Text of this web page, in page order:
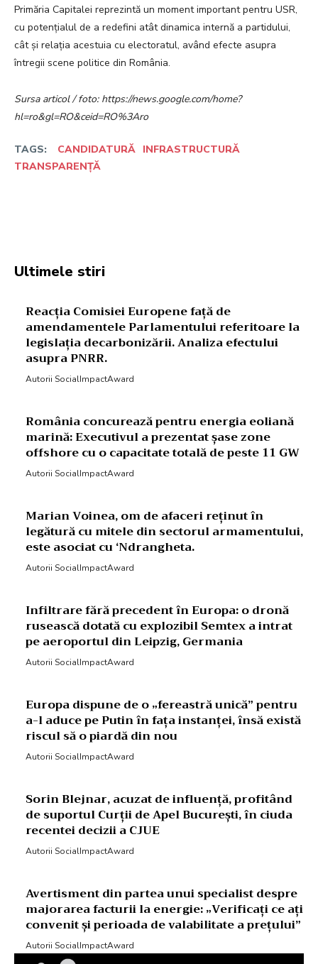
Primăria Capitalei reprezintă un moment important pentru USR,
cu potențialul de a redefini atât dinamica internă a partidului,
cât și relația acestuia cu electoratul, având efecte asupra
întregii scene politice din România.
Sursa articol / foto: https://news.google.com/home?
hl=ro&gl=RO&ceid=RO%3Aro
TAGS: CANDIDATURĂ INFRASTRUCTURĂ
TRANSPARENȚĂ
Ultimele stiri
Reacția Comisiei Europene față de
amendamentele Parlamentului referitoare la
legislația decarbonizării. Analiza efectului
asupra PNRR.
Autorii SocialImpactAward
România concurează pentru energia eoliană
marină: Executivul a prezentat șase zone
offshore cu o capacitate totală de peste 11 GW
Autorii SocialImpactAward
Marian Voinea, om de afaceri reținut în
legătură cu mitele din sectorul armamentului,
este asociat cu ‘Ndrangheta.
Autorii SocialImpactAward
Infiltrare fără precedent în Europa: o dronă
rusească dotată cu explozibil Semtex a intrat
pe aeroportul din Leipzig, Germania
Autorii SocialImpactAward
Europa dispune de o „fereastră unică” pentru
a-l aduce pe Putin în fața instanței, însă există
riscul să o piardă din nou
Autorii SocialImpactAward
Sorin Blejnar, acuzat de influență, profitând
de suportul Curții de Apel București, în ciuda
recentei decizii a CJUE
Autorii SocialImpactAward
Avertisment din partea unui specialist despre
majorarea facturii la energie: „Verificați ce ați
convenit și perioada de valabilitate a prețului”
Autorii SocialImpactAward